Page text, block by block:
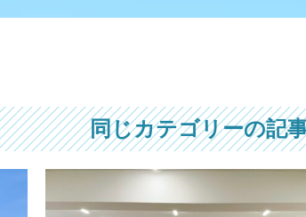
同じカテゴリーの記